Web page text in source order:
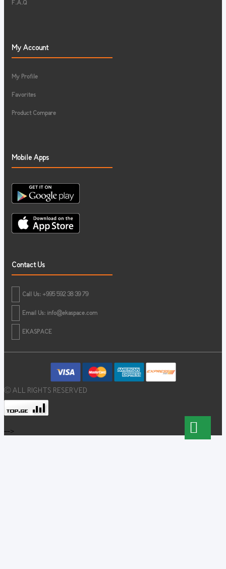
F.A.Q
My Account
My Profile
Favorites
Product Compare
Mobile Apps
Contact Us
Call Us: +995 592 38 39 79
Email Us: info@ekaspace.com
EKASPACE
© ALL RIGHTS RESERVED
-->